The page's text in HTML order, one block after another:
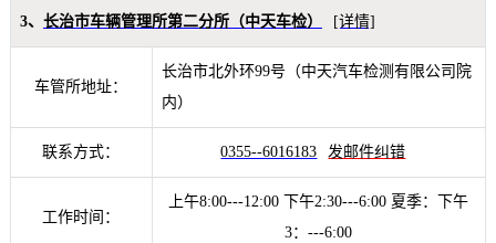
3、 长治市车辆管理所第二分所（中天车检） [详情]
车管所地址：
长治市北外环99号（中天汽车检测有限公司院
内）
联系方式： 0355--6016183 发邮件纠错
工作时间：
上午8:00---12:00 下午2:30---6:00 夏季：下午
3：---6:00